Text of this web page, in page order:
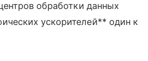
обработки данных
ускорителей** один к